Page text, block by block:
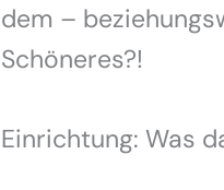
dem –
Schöneres?!
Einrichtung: Was